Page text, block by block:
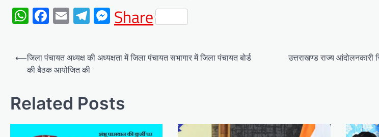
WhatsApp
Facebook
EmailTelegram
Messenger
Share
Post
navigation
⟵जिला पंचायत अध्यक्ष की अध्यक्षता में जिला पंचायत सभागार में जिला पंचायत बोर्ड
की बैठक आयोजित की
उत्तराखण्ड राज्य
Related Posts